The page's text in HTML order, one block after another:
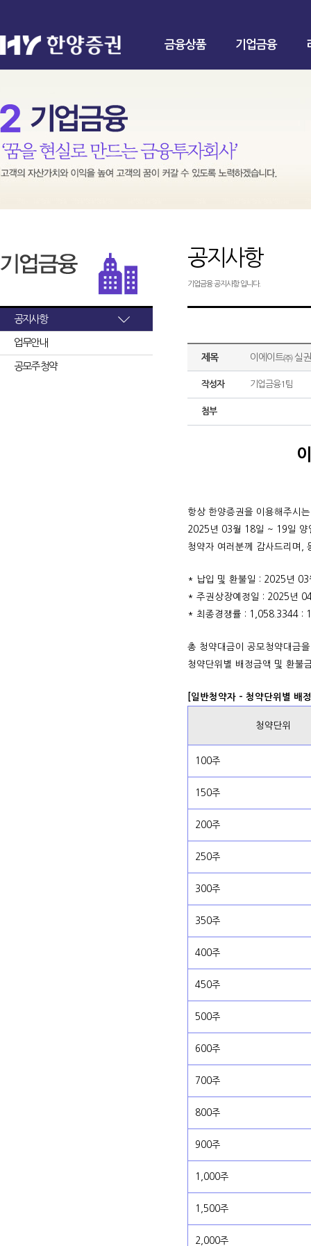
금융상품 기업금융
공지사항
업무안내
공모주 청약
공지사항
기업금융 공지사항 입니다.
제목 이에이트㈜ 실
작성자 기업금융1팀
첨부
항상 한양증권을 이용해주시
2025년 03월 18일 ~ 19일 양
청약자 여러분께 감사드리며,
* 납입 및 환불일 : 2025년
* 주권상장예정일 : 2025년
* 최종경쟁률 : 1,058.3344 :
총 청약대금이 공모청약대금
청약단위별 배정금액 및 환불
[일반청약자 - 청약단위별 배
청약단위
100주
150주
200주
250주
300주
350주
400주
450주
500주
600주
700주
800주
900주
1,000주
1,500주
2,000주